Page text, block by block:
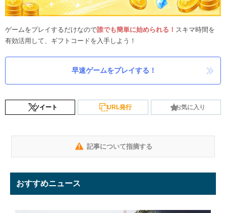
ゲームをプレイするだけなので誰でも簡単に始められる！ スキマ時間を
有効活用して、ギフトコードを入手しよう！
早速ゲームをプレイする！
ツイート URL発行 お気に入り
記事について指摘する
おすすめニュース